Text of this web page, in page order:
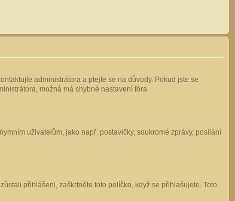
administrátora a ptejte se na důvody. Pokud jste se
možná má chybné nastavení fóra.
uživatelům, jako např. postavičky, soukromé zprávy, posílání
přihlášeni, zaškrtněte toto políčko, když se přihlašujete. Toto